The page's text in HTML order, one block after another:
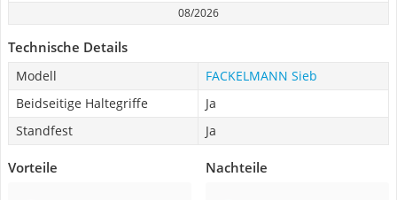
08/2026
Technische Details
Modell
FACKELMANN Sieb
Beidseitige Haltegriffe
Ja
Standfest
Ja
Vorteile Nachteile